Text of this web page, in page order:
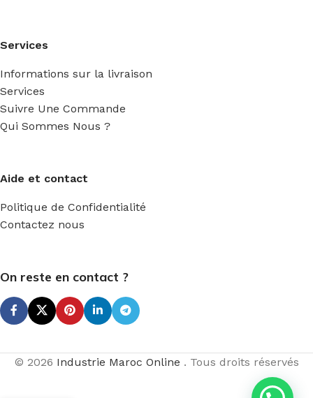
Services
Informations sur la livraison
Services
Suivre Une Commande
Qui Sommes Nous ?
Aide et contact
Politique de Confidentialité
Contactez nous
On reste en contact ?
© 2026 Industrie Maroc Online . Tous droits réservés